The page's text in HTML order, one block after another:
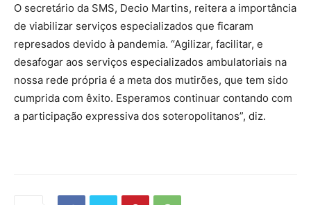
O secretário da SMS, Decio Martins, reitera a importância
de viabilizar serviços especializados que ficaram
represados devido à pandemia. “Agilizar, facilitar, e
desafogar aos serviços especializados ambulatoriais na
nossa rede própria é a meta dos mutirões, que tem sido
cumprida com êxito. Esperamos continuar contando com
a participação expressiva dos soteropolitanos”, diz.